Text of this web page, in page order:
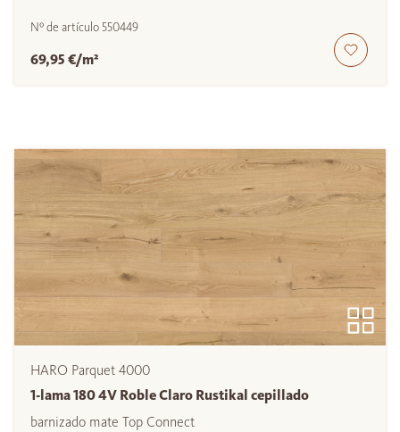
Nº de artículo550449
69,95 €/m²
HARO Parquet 4000
1-lama 180 4V Roble Claro Rustikal cepillado
barnizado mate Top Connect